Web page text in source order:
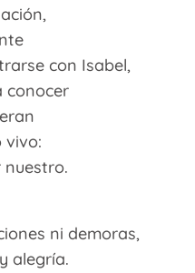
con Isabel,
conocer
vivo:
nuestro.
ni demoras,
alegría.